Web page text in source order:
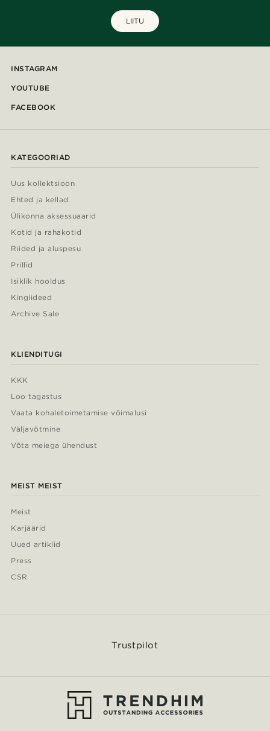
LIITU
INSTAGRAM
YOUTUBE
FACEBOOK
KATEGOORIAD
Uus kollektsioon
Ehted ja kellad
Ülikonna aksessuaarid
Kotid ja rahakotid
Riided ja aluspesu
Prillid
Isiklik hooldus
Kingiideed
Archive Sale
KLIENDITUGI
KKK
Loo tagastus
Vaata kohaletoimetamise võimalusi
Väljavõtmine
Võta meiega ühendust
MEIST MEIST
Meist
Karjäärid
Uued artiklid
Press
CSR
Trustpilot